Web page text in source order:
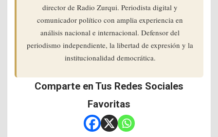
director de Radio Zurqui. Periodista digital y
comunicador político con amplia experiencia en
análisis nacional e internacional. Defensor del
periodismo independiente, la libertad de expresión y la
institucionalidad democrática.
Comparte en Tus Redes Sociales
Favoritas